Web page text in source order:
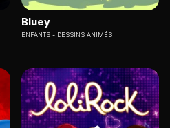
Bluey
ENFANTS DESSINS ANIMÉS